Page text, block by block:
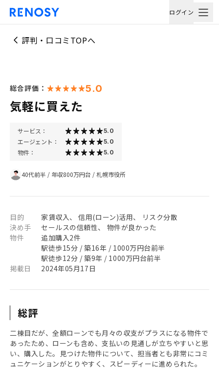
ログイン
評判・口コミTOPへ
総合評価： 5.0
気軽に買えた
サービス： 5.0
エージェント： 5.0
物件： 5.0
40代前半 / 年収800万円台 /札幌市役所
目的
家賃収入、 信用(ローン)活用、 リスク分散
決め手
セールスの信頼性、 物件が良かった
物件
追加購入2件
駅徒歩15分 / 築16年 / 1000万円台前半
駅徒歩12分 / 築9年 / 1000万円台前半
掲載日
2024年05月17日
総評
二棟目だが、全額ローンでも月々の収支がプラスになる物件で
あったため、ローンも含め、支払いの見通しが立ちやすいと思
い、購入した。見つけた物件について、担当者とも非常にコミ
ュニケーションがとりやすく、スピーディーに進められた。